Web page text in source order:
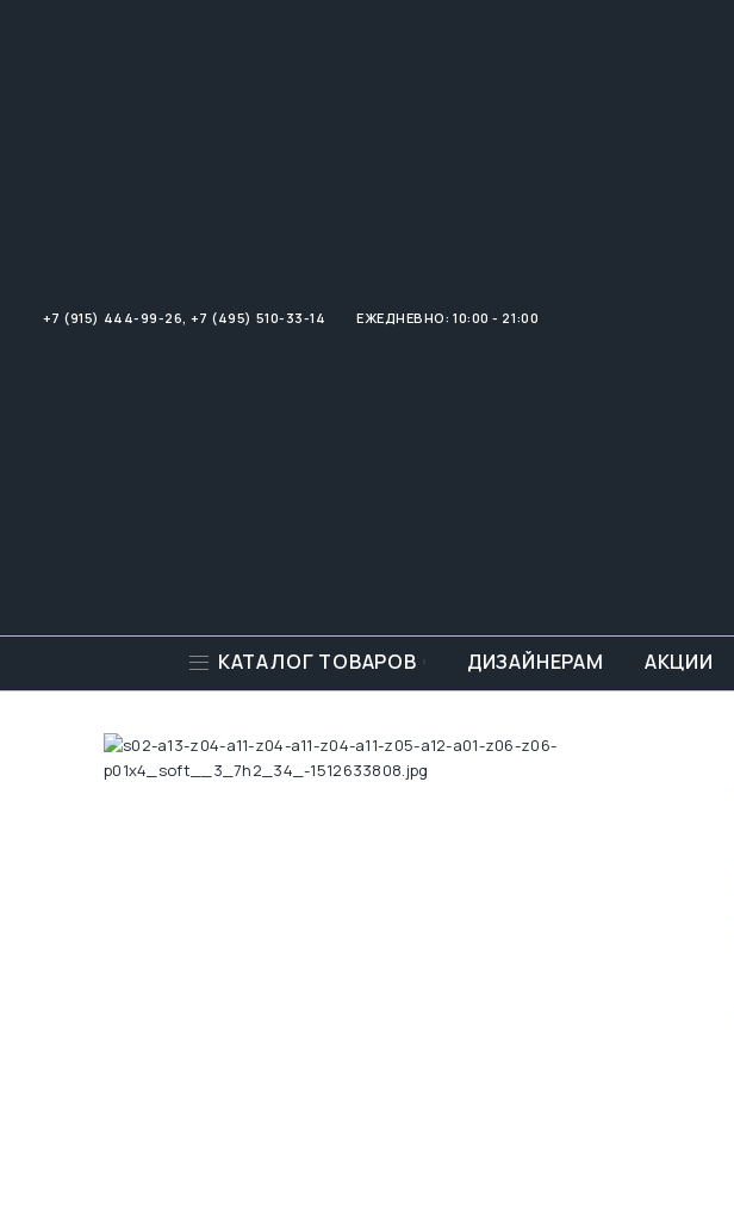
+7 (915) 444-99-26 +7 (495) 510-33-14 ЕЖЕДНЕВНО: 10:00 - 21:00
КАТАЛОГ ТОВАРОВ ДИЗАЙНЕРАМ АКЦИИ